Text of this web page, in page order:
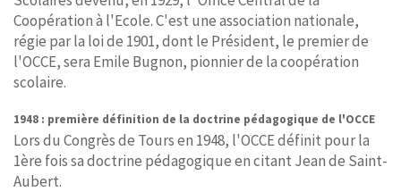
Coopération à l'Ecole. C'est une association nationale,
régie par la loi de 1901, dont le Président, le premier de
l'OCCE, sera Emile Bugnon, pionnier de la coopération
scolaire.
1948 : première définition de la doctrine pédagogique de l'OCCE
Lors du Congrès de Tours en 1948, l'OCCE définit pour la
1ère fois sa doctrine pédagogique en citant Jean de Saint-
Aubert.